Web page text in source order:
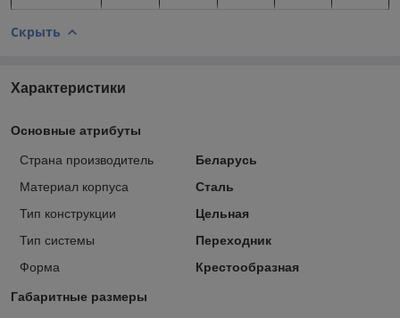
Скрыть
Характеристики
Основные атрибуты
Страна производитель
Беларусь
Материал корпуса
Сталь
Тип конструкции
Цельная
Тип системы
Переходник
Форма
Крестообразная
Габаритные размеры